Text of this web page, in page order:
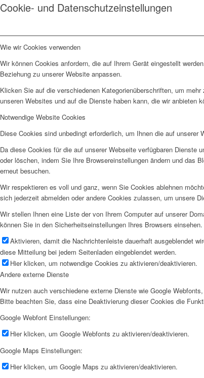
Cookie- und Datenschutzeinstellungen
Wie wir Cookies verwenden
Wir können Cookies anfordern, die auf Ihrem Gerät eingestellt
Beziehung zu unserer Website anpassen.
Klicken Sie auf die verschiedenen Kategorienüberschriften, um
unseren Websites und auf die Dienste haben kann, die wir anbieten
Notwendige Website Cookies
Diese Cookies sind unbedingt erforderlich, um Ihnen die auf
Da diese Cookies für die auf unserer Webseite verfügbaren Dienste
oder löschen, indem Sie Ihre Browsereinstellungen ändern und das
erneut besuchen.
Wir respektieren es voll und ganz, wenn Sie Cookies ablehnen
sich jederzeit abmelden oder andere Cookies zulassen, um unsere
Wir stellen Ihnen eine Liste der von Ihrem Computer auf unserer
können Sie in den Sicherheitseinstellungen Ihres Browsers einsehen.
Aktivieren, damit die Nachrichtenleiste dauerhaft ausgeblendet
diese Mitteilung bei jedem Seitenladen eingeblendet werden.
Hier klicken, um notwendige Cookies zu aktivieren/deaktivieren.
Andere externe Dienste
Wir nutzen auch verschiedene externe Dienste wie Google
Bitte beachten Sie, dass eine Deaktivierung dieser Cookies die
Google Webfont Einstellungen:
Hier klicken, um Google Webfonts zu aktivieren/deaktivieren.
Google Maps Einstellungen:
Hier klicken, um Google Maps zu aktivieren/deaktivieren.